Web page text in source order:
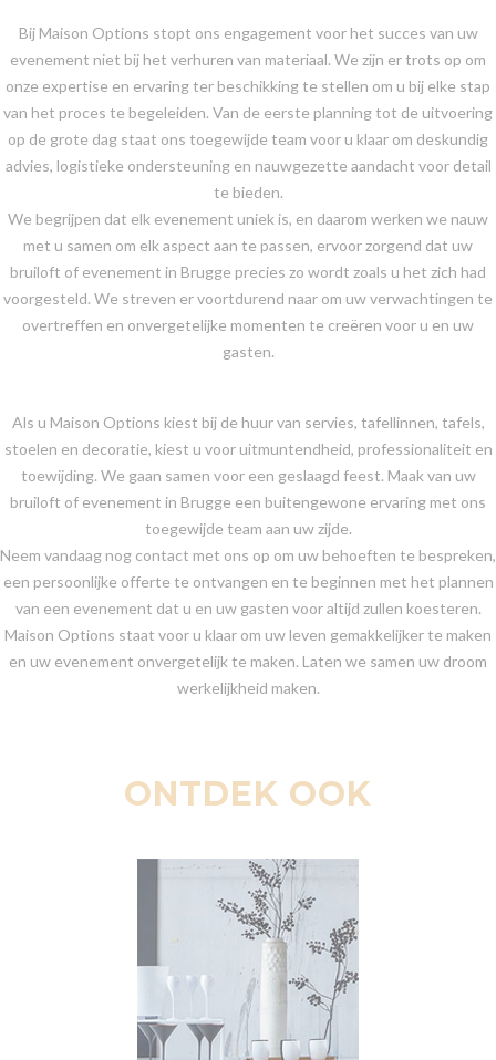
Bij Maison Options stopt ons engagement voor het succes van uw
evenement niet bij het verhuren van materiaal. We zijn er trots op om
onze expertise en ervaring ter beschikking te stellen om u bij elke stap
van het proces te begeleiden. Van de eerste planning tot de uitvoering
op de grote dag staat ons toegewijde team voor u klaar om deskundig
advies, logistieke ondersteuning en nauwgezette aandacht voor detail
te bieden.
We begrijpen dat elk evenement uniek is, en daarom werken we nauw
met u samen om elk aspect aan te passen, ervoor zorgend dat uw
bruiloft of evenement in Brugge precies zo wordt zoals u het zich had
voorgesteld. We streven er voortdurend naar om uw verwachtingen te
overtreffen en onvergetelijke momenten te creëren voor u en uw
gasten.
Als u Maison Options kiest bij de huur van servies, tafellinnen, tafels,
stoelen en decoratie, kiest u voor uitmuntendheid, professionaliteit en
toewijding. We gaan samen voor een geslaagd feest. Maak van uw
bruiloft of evenement in Brugge een buitengewone ervaring met ons
toegewijde team aan uw zijde.
Neem vandaag nog contact met ons op om uw behoeften te bespreken,
een persoonlijke offerte te ontvangen en te beginnen met het plannen
van een evenement dat u en uw gasten voor altijd zullen koesteren.
Maison Options staat voor u klaar om uw leven gemakkelijker te maken
en uw evenement onvergetelijk te maken. Laten we samen uw droom
werkelijkheid maken.
ONTDEK OOK